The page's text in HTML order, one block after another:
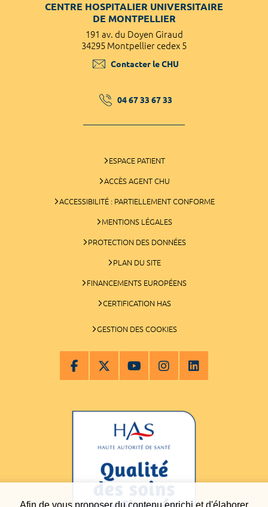
Afin de vous proposer du contenu enrichi et d'élaborer
CENTRE HOSPITALIER UNIVERSITAIRE
DE MONTPELLIER
191 av. du Doyen Giraud
34295 Montpellier cedex 5
Contacter le CHU
04 67 33 67 33
ESPACE PATIENT
ACCÈS AGENT CHU
ACCESSIBILITÉ : PARTIELLEMENT CONFORME
MENTIONS LÉGALES
PROTECTION DES DONNÉES
PLAN DU SITE
FINANCEMENTS EUROPÉENS
CERTIFICATION HAS
GESTION DES COOKIES